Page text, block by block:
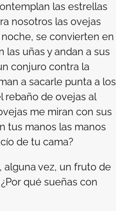
las estrellas
nosotros las ovejas
se convierten en
uñas y andan a sus
conjuro contra la
a sacarle punta a los
rebaño de ovejas al
me miran con sus
tus manos las manos
de tu cama?
alguna vez, un fruto de
qué sueñas con